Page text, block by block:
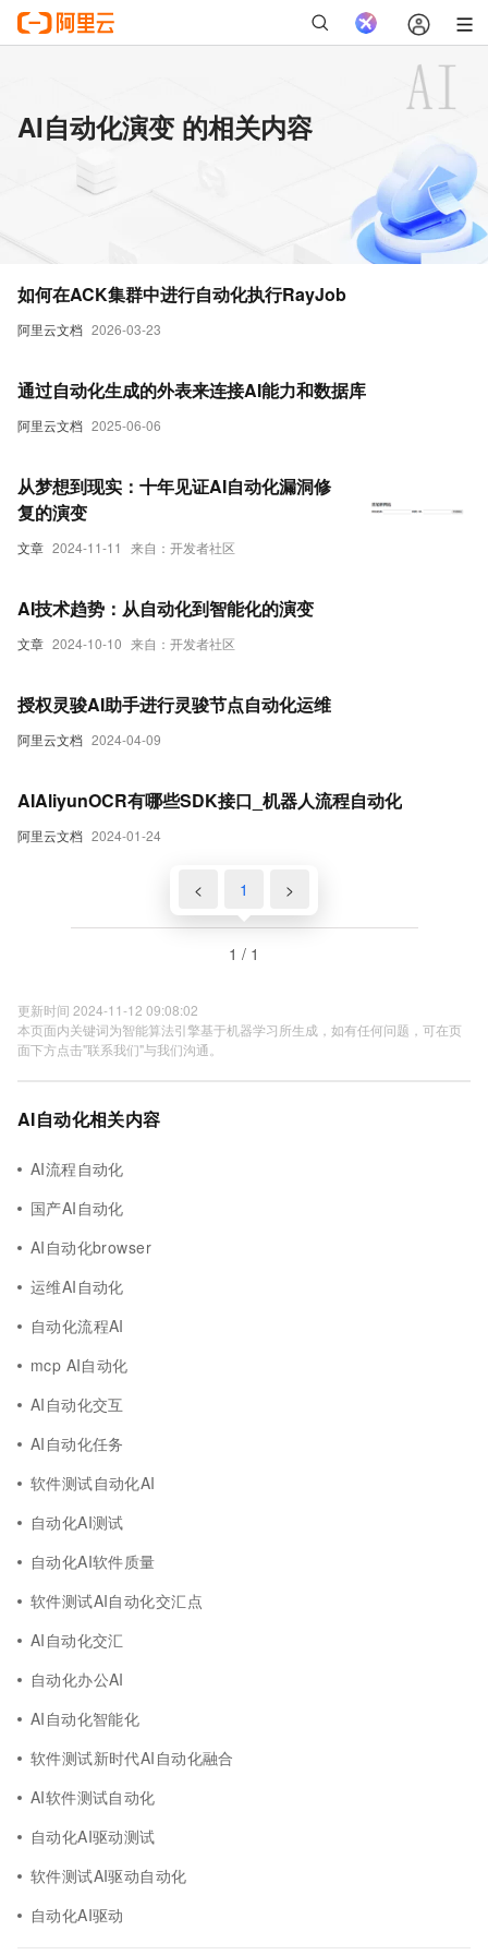
AI自动化演变 的相关内容
阿里云文档 2026-03-23
如何在ACK集群中进行自动化执行RayJob
阿里云文档 2025-06-06
通过自动化生成的外表来连接AI能力和数据库
文章 2024-11-11 来自：开发者社区
从梦想到现实：十年见证AI自动化漏洞修
复的演变
文章 2024-10-10 来自：开发者社区
AI技术趋势：从自动化到智能化的演变
阿里云文档 2024-04-09
授权灵骏AI助手进行灵骏节点自动化运维
阿里云文档 2024-01-24
AIAliyunOCR有哪些SDK接口_机器人流程自动化
< 1 >
1 / 1
更新时间 2024-11-12 09:08:02
本页面内关键词为智能算法引擎基于机器学习所生成，如有任何问题，可在页
面下方点击"联系我们"与我们沟通。
AI自动化相关内容
AI流程自动化
国产AI自动化
AI自动化browser
运维AI自动化
自动化流程AI
mcp AI自动化
AI自动化交互
AI自动化任务
软件测试自动化AI
自动化AI测试
自动化AI软件质量
软件测试AI自动化交汇点
AI自动化交汇
自动化办公AI
AI自动化智能化
软件测试新时代AI自动化融合
AI软件测试自动化
自动化AI驱动测试
软件测试AI驱动自动化
自动化AI驱动